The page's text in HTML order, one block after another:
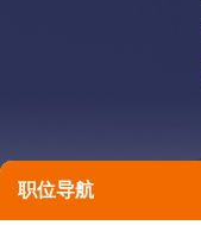
职位导航